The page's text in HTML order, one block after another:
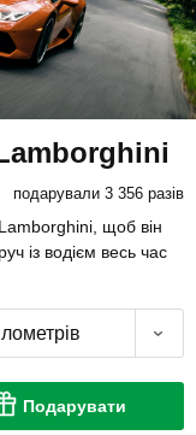
подарували 3 356 разів
щоб він
із водієм весь час
Подарувати